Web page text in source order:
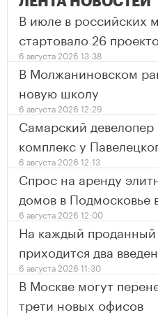
В июле в российских
стартовало 26
6 августа 2026 13:38
В Молжаниновском
новую школу
6 августа 2026 12:29
Самарский
комплекс у
6 августа 2026 12:13
Спрос на аренду
домов в Подмосковье
6 августа 2026 12:00
На каждый
приходится два
6 августа 2026 11:30
В Москве могут
трети новых офисов